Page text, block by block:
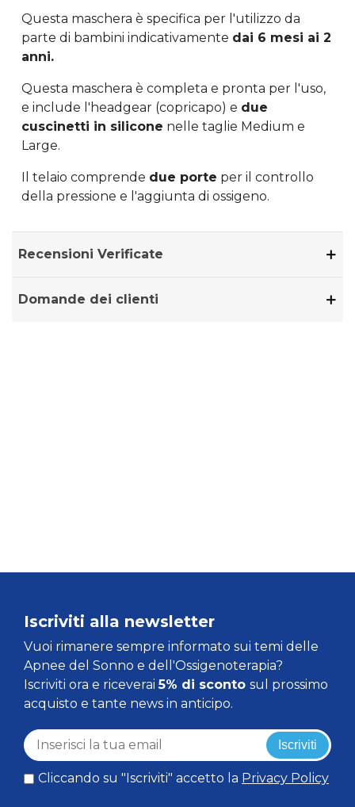
Questa maschera è specifica per l'utilizzo da
parte di bambini indicativamente dai 6 mesi ai 2
anni.
Questa maschera è completa e pronta per l'uso,
e include l'headgear (copricapo) e due
cuscinetti in silicone nelle taglie Medium e
Large.
Il telaio comprende due porte per il controllo
della pressione e l'aggiunta di ossigeno.
Recensioni Verificate
Domande dei clienti
Iscriviti alla newsletter
Vuoi rimanere sempre informato sui temi delle
Apnee del Sonno e dell'Ossigenoterapia?
Iscriviti ora e riceverai5% di sconto sul prossimo
acquisto e tante news in anticipo.
Iscriviti
Cliccando su "Iscriviti" accetto la Privacy Policy